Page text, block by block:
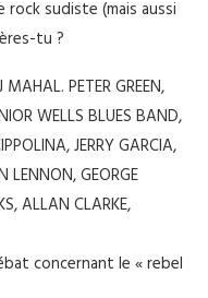
sudiste (mais aussi
tu ?
PETER GREEN,
WELLS BLUES BAND,
JERRY GARCIA,
LENNON, GEORGE
ALLAN CLARKE,
concernant le « rebel